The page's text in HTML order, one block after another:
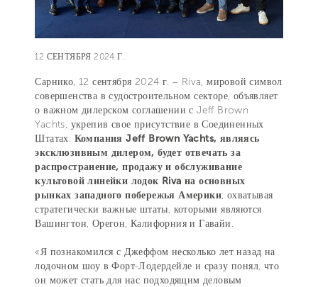
12 СЕНТЯБРЯ 2024 Г.
Сарнико, 12 сентября 2024 г. – Riva, мировой символ
совершенства в судостроительном секторе, объявляет
о важном дилерском соглашении с Jeff Brown
Yachts, укрепив свое присутствие в Соединенных
Штатах. Компания Jeff Brown Yachts, являясь
эксклюзивным дилером, будет отвечать за
распространение, продажу и обслуживание
культовой линейки лодок Riva на основных
рынках западного побережья Америки, охватывая
стратегически важные штаты, которыми являются
Вашингтон, Орегон, Калифорния и Гавайи.
«Я познакомился с Джеффом несколько лет назад на
лодочном шоу в Форт-Лодердейле и сразу понял, что
он может стать для нас подходящим деловым